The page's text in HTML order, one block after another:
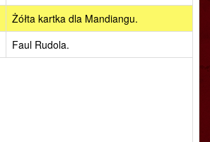
Żółta kartka dla Mandiangu.
Faul Rudola.